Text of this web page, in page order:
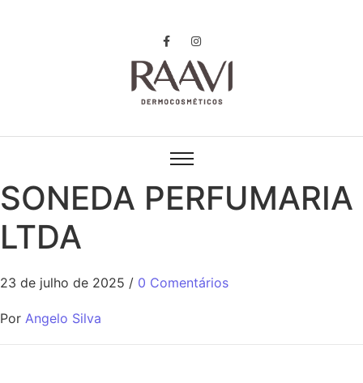
SONEDA PERFUMARIA
LTDA
23 de julho de 2025 / 0 Comentários
Por Angelo Silva